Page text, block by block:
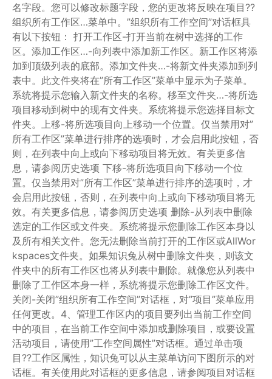
名字段。您可以修改标题字段，您的更改将反映在项目??
组织所有工作区…菜单中。”组织所有工作空间”对话框具
有以下按钮： 打开工作区-打开当前在树中选择的工作
区。添加工作区…-向列表中添加新工作区。新工作区将添
加到顶级列表的底部。添加文件夹…-将新文件夹添加到列
表中。此文件夹将在”所有工作区”菜单中显示为子菜单。
系统将提示您输入新文件夹的名称。移至文件夹…-将所选
项目移动到树中的现有文件夹。系统将提示您选择目标文
件夹。上移-将所选项目向上移动一个位置。仅当禁用对”
所有工作区”菜单进行排序的选项时，才会启用此按钮，否
则，在列表中向上或向下移动项目将无效。有关更多信
息，请参阅历史选项 下移-将所选项目向下移动一个位
置。仅当禁用对”所有工作区”菜单进行排序的选项时，才
会启用此按钮，否则，在列表中向上或向下移动项目将无
效。有关更多信息，请参阅历史选项 删除-从列表中删除
选定的工作区或文件夹。系统将提示您删除工作区本身以
及所有相关文件。您无法删除当前打开的工作区或AllWor
kspaces文件夹。如果知识兔从树中删除文件夹，则该文
件夹中的所有工作区也将从列表中删除。就像您从列表中
删除了工作区本身一样，系统将提示您删除工作区文件。
关闭-关闭”组织所有工作空间”对话框，对”项目”菜单应用
任何更改。4、管理工作区内的项目要列出当前工作空间
中的项目，在当前工作空间中添加或删除项目，或要设置
活动项目，请使用”工作空间属性”对话框。通过单击项
目??工作区属性，知识兔可以从主菜单访问下图所示的对
话框。有关使用此对话框的更多信息，请参阅项目对话框